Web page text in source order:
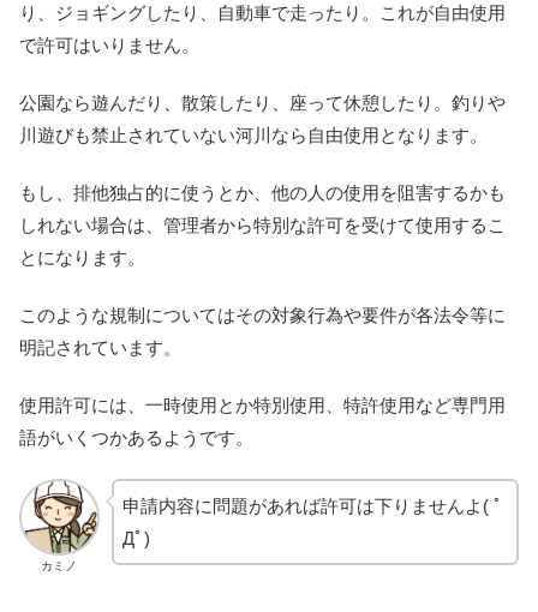
り、ジョギングしたり、自動車で走ったり。これが自由使用
で許可はいりません。
公園なら遊んだり、散策したり、座って休憩したり。釣りや
川遊びも禁止されていない河川なら自由使用となります。
もし、排他独占的に使うとか、他の人の使用を阻害するかも
しれない場合は、管理者から特別な許可を受けて使用するこ
とになります。
このような規制についてはその対象行為や要件が各法令等に
明記されています。
使用許可には、一時使用とか特別使用、特許使用など専門用
語がいくつかあるようです。
カミノ
申請内容に問題があれば許可は下りませんよ( ﾟ
Дﾟ)